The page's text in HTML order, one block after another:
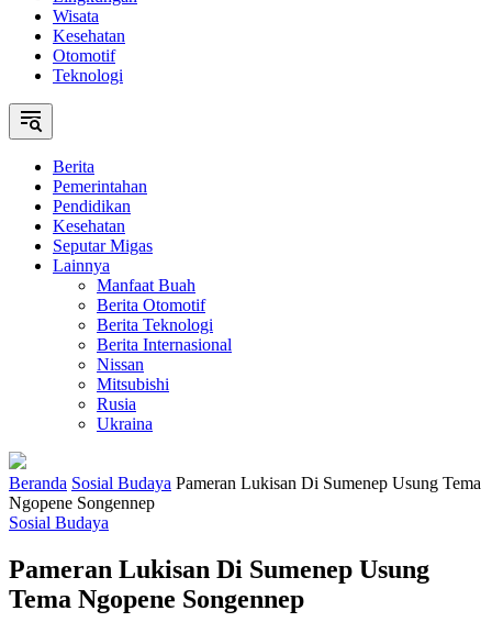
Wisata
Kesehatan
Otomotif
Teknologi
Berita
Pemerintahan
Pendidikan
Kesehatan
Seputar Migas
Lainnya
Manfaat Buah
Berita Otomotif
Berita Teknologi
Berita Internasional
Nissan
Mitsubishi
Rusia
Ukraina
Beranda Sosial Budaya Pameran Lukisan Di Sumenep Usung Tema
Ngopene Songennep
Sosial Budaya
Pameran Lukisan Di Sumenep Usung
Tema Ngopene Songennep